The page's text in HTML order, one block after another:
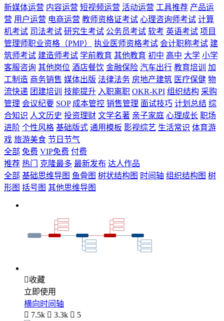
新媒体运营 内容运营 短视频运营 活动运营 工具推荐 产品运
营 用户运营 电商运营 教师资格证考试 心理咨询师考试 计算
机考试 司法考试 研究生考试 公务员考试 软考 英语考试 项目
管理师职业资格（PMP）
执业医师资格考试 会计职称考试 建
筑师考试 建造师考试 学前教育 其他教育 初中 高中 大学 小学
客服咨询 其他岗位 酒店餐饮 金融保险 汽车出行 教育培训
加
工制造 商务销售 媒体出版 法律法务 房地产建筑 医疗保健 物
流快递 团建培训 技能提升 入职离职 OKR-KPI 组织结构 采购
管理 会议纪要 SOP 成本管控 销售管理 面试技巧 计划总结 综
合知识 人文历史 投资理财 文学名著 亲子家庭 心理成长 职场
进阶 个性风格 基础版式 通用模板 影视综艺 生活常识 体育游
戏 旅游美食 节日节气
全部 免费 VIP免费 付费
推荐 热门 克隆最多 最新发布 达人作品
全部 基础思维导图 鱼骨图 树状结构图 时间轴 组织结构图 树
形图 括号图 其他思维导图
收藏
立即使用
横向时间轴
 7.5k  3.3k  5